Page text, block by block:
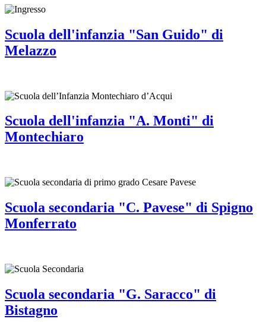
Scuola dell'infanzia "San Guido" di
Melazzo
Scuola dell'infanzia "A. Monti" di
Montechiaro
Scuola secondaria "C. Pavese" di Spigno
Monferrato
Scuola secondaria "G. Saracco" di
Bistagno